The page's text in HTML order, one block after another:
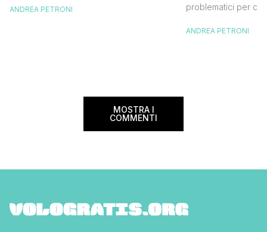
France. Tale realtà, fondata nel 1933, ha
ANDREA PETRONI
problematici per chi
bagaglio cambiano
ANDREA PETRONI
MOSTRA I
COMMENTI